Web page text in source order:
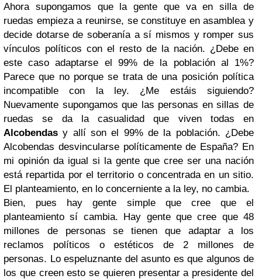
Ahora supongamos que la gente que va en silla de
ruedas empieza a reunirse, se constituye en asamblea y
decide dotarse de soberanía a sí mismos y romper sus
vínculos políticos con el resto de la nación. ¿Debe en
este caso adaptarse el 99% de la población al 1%?
Parece que no porque se trata de una posición política
incompatible con la ley. ¿Me estáis siguiendo?
Nuevamente supongamos que las personas en sillas de
ruedas se da la casualidad que viven todas en
Alcobendas y allí son el 99% de la población. ¿Debe
Alcobendas desvincularse políticamente de España? En
mi opinión da igual si la gente que cree ser una nación
está repartida por el territorio o concentrada en un sitio.
El planteamiento, en lo concerniente a la ley, no cambia.
Bien, pues hay gente simple que cree que el
planteamiento sí cambia. Hay gente que cree que 48
millones de personas se tienen que adaptar a los
reclamos políticos o estéticos de 2 millones de
personas. Lo espeluznante del asunto es que algunos de
los que creen esto se quieren presentar a presidente del